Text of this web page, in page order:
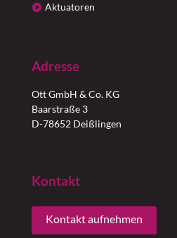
Aktuatoren
Adresse
Ott GmbH & Co. KG
Baarstraße 3
D-78652 Deißlingen
Kontakt
Kontakt aufnehmen